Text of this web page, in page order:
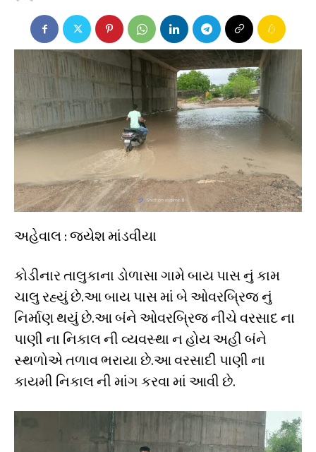
અહેવાલ : જયેશ માંડવીયા
કોડીનાર તાલુકાના ડોળાસા ગામે બાય પાસ નું કામ
ચાલુ રહ્યું છે.આ બાય પાસ માં બે ઓવરબ્રિજ નું
નિર્માણ થયું છે.આ બંને ઓવરબ્રિજ નીચે વરસાદ ના
પાણી ના નિકાલ ની વ્યવસ્થા ન હોય અહી બંને
સ્થળોએ તળાવ ભરાયા છે.આ વરસાદી પાણી ના
કાયમી નિકાલ ની માંગ કરવા માં આવી છે.